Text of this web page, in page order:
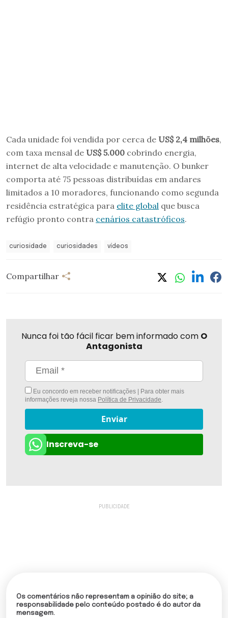
Cada unidade foi vendida por cerca de US$ 2,4 milhões,
com taxa mensal de US$ 5.000 cobrindo energia,
internet de alta velocidade e manutenção. O bunker
comporta até 75 pessoas distribuídas em andares
limitados a 10 moradores, funcionando como segunda
residência estratégica para elite global que busca
refúgio pronto contra cenários catastróficos.
curiosidade curiosidades vídeos
Compartilhar
Nunca foi tão fácil ficar bem informado com O
Antagonista
Eu concordo em receber notificações | Para obter mais
informações reveja nossa Política de Privacidade
Enviar
Inscreva-se
Os comentários não representam a opinião do site; a
responsabilidade pelo conteúdo postado é do autor da
mensagem.